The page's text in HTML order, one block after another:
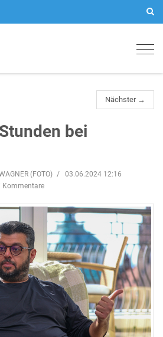
Nächster →
bei
(FOTO)
03.06.2024 12:16
Kommentare